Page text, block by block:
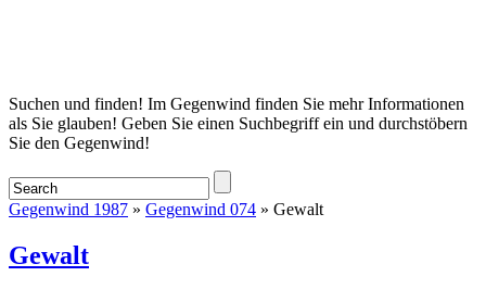
Startseite
Suchen und finden! Im Gegenwind finden Sie mehr Informationen
als Sie glauben! Geben Sie einen Suchbegriff ein und durchstöbern
Sie den Gegenwind!
Gegenwind 1987 » Gegenwind 074 » Gewalt
Gewalt